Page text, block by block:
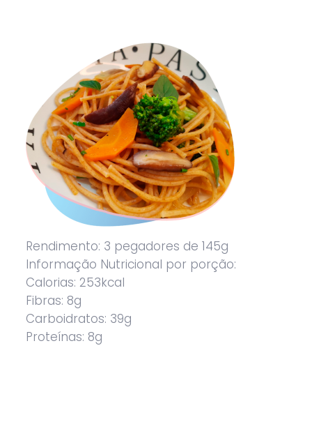
Rendimento: 3 pegadores de 145g
Informação Nutricional por porção:
Calorias: 253kcal
Fibras: 8g
Carboidratos: 39g
Proteínas: 8g